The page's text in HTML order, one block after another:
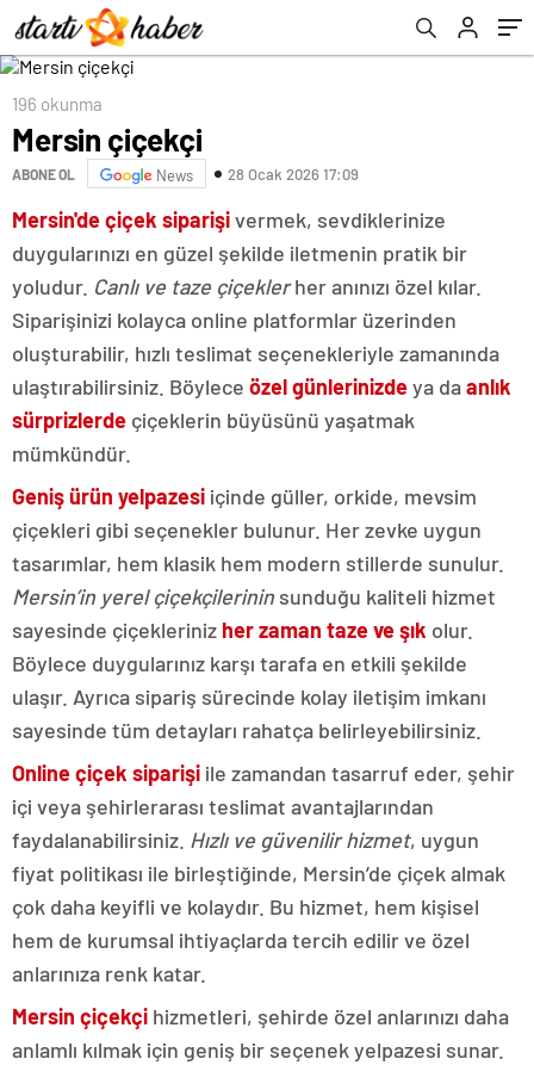
196 okunma
Mersin çiçekçi
ABONE OL News 28 Ocak 2026 17:09
Mersin'de çiçek siparişivermek, sevdiklerinize
duygularınızı en güzel şekilde iletmenin pratik bir
yoludur. Canlı ve taze çiçeklerher anınızı özel kılar.
Siparişinizi kolayca online platformlar üzerinden
oluşturabilir, hızlı teslimat seçenekleriyle zamanında
ulaştırabilirsiniz. Böylece özel günlerinizdeya daanlık
sürprizlerde çiçeklerin büyüsünü yaşatmak
mümkündür.
Geniş ürün yelpazesi içinde güller, orkide, mevsim
çiçekleri gibi seçenekler bulunur. Her zevke uygun
tasarımlar, hem klasik hem modern stillerde sunulur.
Mersin’in yerel çiçekçilerinin sunduğu kaliteli hizmet
sayesinde çiçekleriniz her zaman taze ve şık olur.
Böylece duygularınız karşı tarafa en etkili şekilde
ulaşır. Ayrıca sipariş sürecinde kolay iletişim imkanı
sayesinde tüm detayları rahatça belirleyebilirsiniz.
Online çiçek siparişi ile zamandan tasarruf eder, şehir
içi veya şehirlerarası teslimat avantajlarından
faydalanabilirsiniz. Hızlı ve güvenilir hizmet, uygun
fiyat politikası ile birleştiğinde, Mersin’de çiçek almak
çok daha keyifli ve kolaydır. Bu hizmet, hem kişisel
hem de kurumsal ihtiyaçlarda tercih edilir ve özel
anlarınıza renk katar.
Mersin çiçekçi hizmetleri, şehirde özel anlarınızı daha
anlamlı kılmak için geniş bir seçenek yelpazesi sunar.